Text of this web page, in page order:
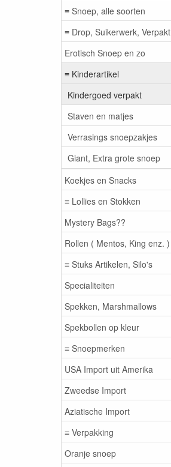
≡ Snoep, alle soorten
≡ Drop, Suikerwerk, Verpakt
Erotisch Snoep en zo
≡ Kinderartikel
Kindergoed verpakt
Staven en matjes
Verrasings snoepzakjes
Giant, Extra grote snoep
Koekjes en Snacks
≡ Lollies en Stokken
Mystery Bags??
Rollen ( Mentos, King enz. )
≡ Stuks Artikelen, Silo's
Specialiteiten
Spekken, Marshmallows
Spekbollen op kleur
≡ Snoepmerken
USA Import uit Amerika
Zweedse Import
Aziatische Import
≡ Verpakking
Oranje snoep